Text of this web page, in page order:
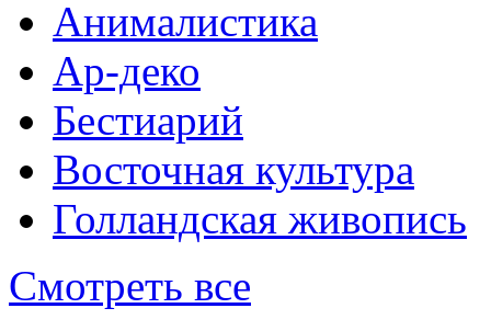
Анималистика
Ар-деко
Бестиарий
Восточная культура
Голландская живопись
Смотреть все